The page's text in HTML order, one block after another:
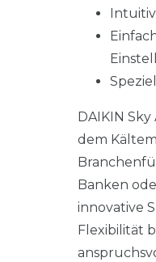
DAIKIN
dem
Banken
innovative
Flexibilität